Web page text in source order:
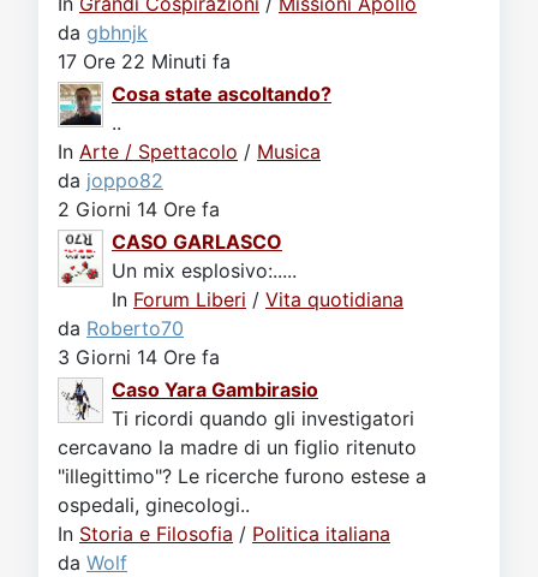
da gbhnjk
17 Ore 22 Minuti fa
Cosa state ascoltando?
..
In Arte / Spettacolo / Musica
da joppo82
2 Giorni 14 Ore fa
CASO GARLASCO
Un mix esplosivo:.....
In Forum Liberi / Vita quotidiana
da Roberto70
3 Giorni 14 Ore fa
Caso Yara Gambirasio
Ti ricordi quando gli investigatori
cercavano la madre di un figlio ritenuto
"illegittimo"? Le ricerche furono estese a
ospedali, ginecologi..
In Storia e Filosofia / Politica italiana
da Wolf